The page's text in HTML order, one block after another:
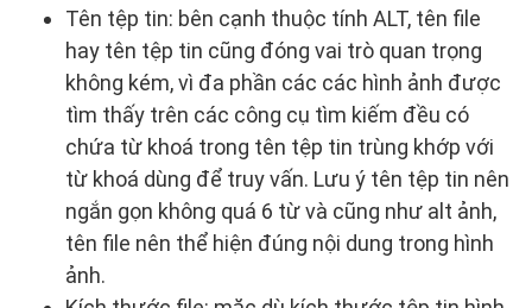
Tên tệp tin: bên cạnh thuộc tính ALT, tên file
hay tên tệp tin cũng đóng vai trò quan trọng
không kém, vì đa phần các các hình ảnh được
tìm thấy trên các công cụ tìm kiếm đều có
chứa từ khoá trong tên tệp tin trùng khớp với
từ khoá dùng để truy vấn. Lưu ý tên tệp tin nên
ngắn gọn không quá 6 từ và cũng như alt ảnh,
tên file nên thể hiện đúng nội dung trong hình
ảnh.